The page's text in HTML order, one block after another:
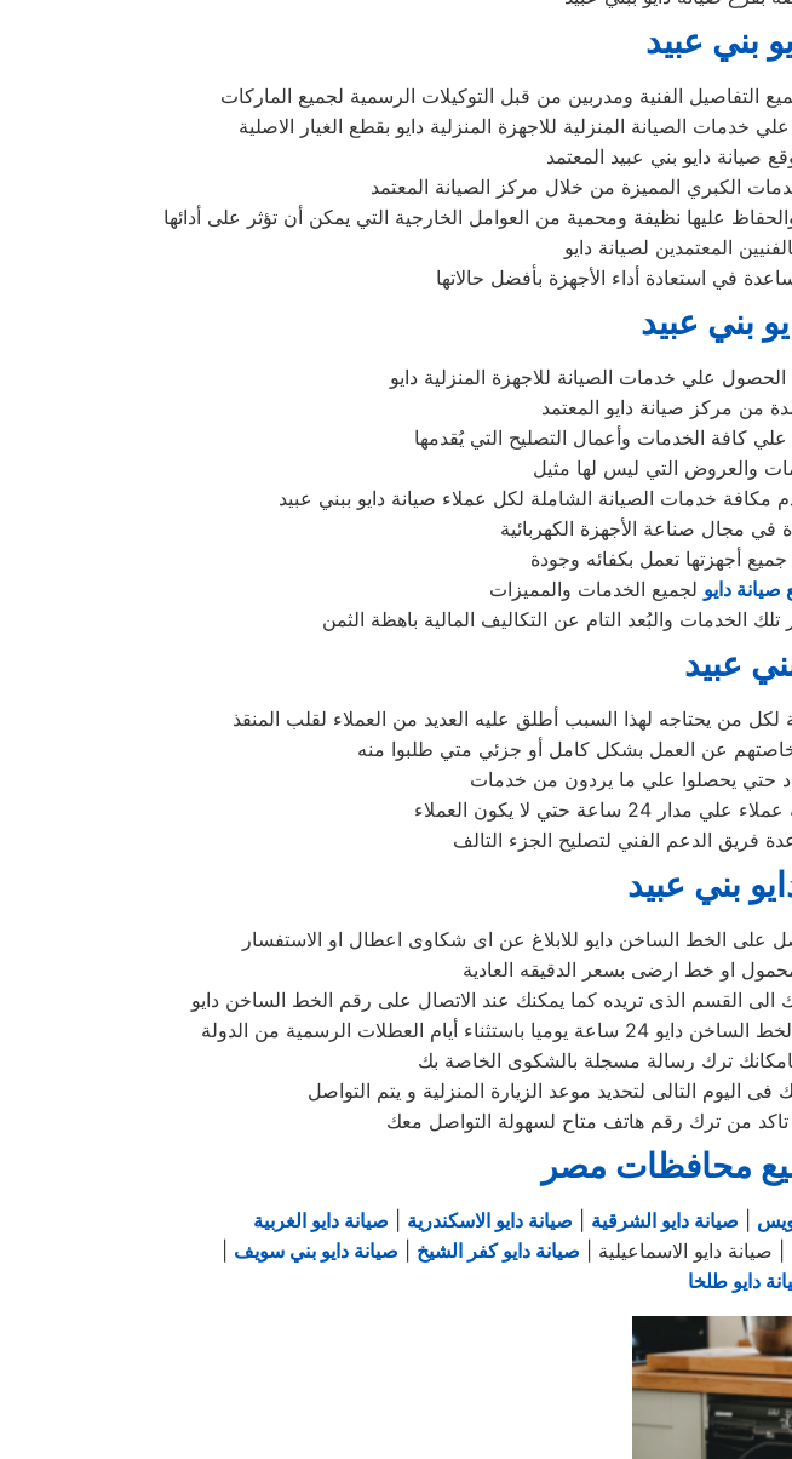
بني عبيد
الفنية ومدربين من قبل التوكيلات الرسمية لجميع الماركات
الصيانة المنزلية للاجهزة المنزلية دايو بقطع الغيار الاصلية
دايو بني عبيد المعتمد
المعتمدين لصيانة دايو
بني عبيد
علي خدمات الصيانة للاجهزة المنزلية دايو
كافة الخدمات وأعمال التصليح التي يُقدمها
مكافة خدمات الصيانة الشاملة لكل عملاء صيانة دايو ببني عبيد
في مجال صناعة الأجهزة الكهربائية
أجهزتها تعمل بكفائه وجودة
دايو لجميع الخدمات والمميزات
عبيد
من يحتاجه لهذا السبب أطلق عليه العديد من العملاء لقلب المنقذ
حتي لا يكون العملاء
بني عبيد
على الخط الساخن دايو للابلاغ عن اى شكاوى اعطال او الاستفسار
او خط ارضى بسعر الدقيقه العادية
الى القسم الذى تريده كما يمكنك عند الاتصال على رقم الخط الساخن دايو
الرسمية من الدولة
ترك رسالة مسجلة بالشكوى الخاصة بك
اليوم التالى لتحديد موعد الزيارة المنزلية و يتم التواصل
من ترك رقم هاتف متاح لسهولة التواصل معك
محافظات مصر
صيانة دايو الشرقية صيانة دايو الاسكندرية
صيانة دايو الغربية
| صيانة دايو الاسماعيلية | صيانة دايو كفر الشيخ
صيانة دايو بني سويف
دايو طلخا